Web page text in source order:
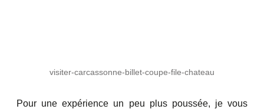
visiter-carcassonne-billet-coupe-file-chateau
Pour une expérience un peu plus poussée, je vous